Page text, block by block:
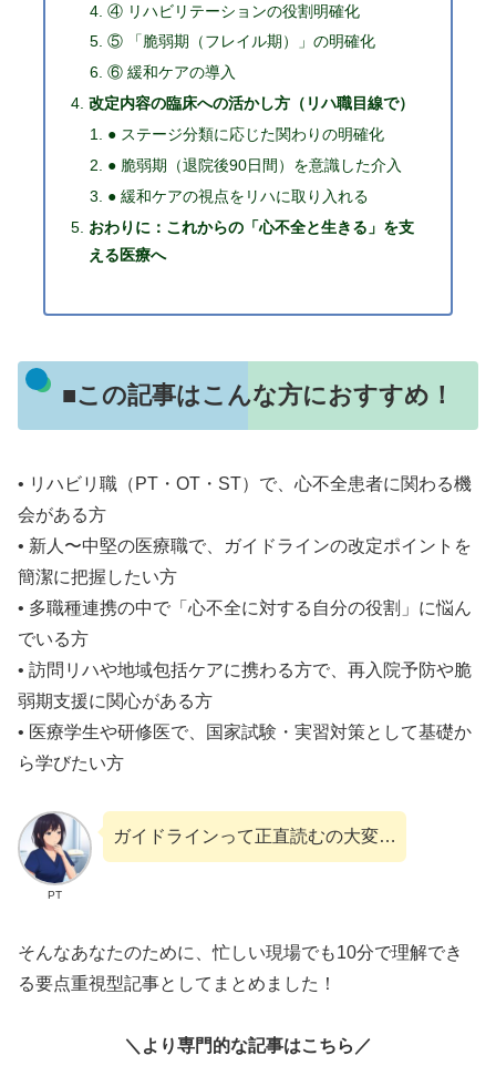
④ リハビリテーションの役割明確化
⑤ 「脆弱期（フレイル期）」の明確化
⑥ 緩和ケアの導入
改定内容の臨床への活かし方（リハ職目線で）
● ステージ分類に応じた関わりの明確化
● 脆弱期（退院後90日間）を意識した介入
● 緩和ケアの視点をリハに取り入れる
おわりに：これからの「心不全と生きる」を支
える医療へ
■この記事はこんな方におすすめ！
• リハビリ職（PT・OT・ST）で、心不全患者に関わる機
会がある方
• 新人〜中堅の医療職で、ガイドラインの改定ポイントを
簡潔に把握したい方
• 多職種連携の中で「心不全に対する自分の役割」に悩ん
でいる方
• 訪問リハや地域包括ケアに携わる方で、再入院予防や脆
弱期支援に関心がある方
• 医療学生や研修医で、国家試験・実習対策として基礎か
ら学びたい方
PT
ガイドラインって正直読むの大変…
そんなあなたのために、忙しい現場でも10分で理解でき
る要点重視型記事としてまとめました！
＼より専門的な記事はこちら／